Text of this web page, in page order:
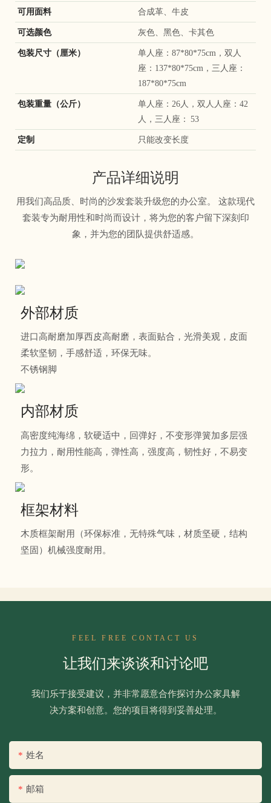
可用面料 合成革、牛皮
可选颜色 灰色、黑色、卡其色
包装尺寸（厘米）
单人座：87*80*75cm，双人
座：137*80*75cm，三人座：
187*80*75cm
包装重量（公斤）
单人座：26人，双人人座：42
人，三人座： 53
定制 只能改变长度
产品详细说明
用我们高品质、时尚的沙发套装升级您的办公室。 这款现代
套装专为耐用性和时尚而设计，将为您的客户留下深刻印
象，并为您的团队提供舒适感。
外部材质
进口高耐磨加厚西皮高耐磨，表面贴合，光滑美观，皮面
柔软坚韧，手感舒适，环保无味。
不锈钢脚
内部材质
高密度纯海绵，软硬适中，回弹好，不变形弹簧加多层强
力拉力，耐用性能高，弹性高，强度高，韧性好，不易变
形。
框架材料
木质框架耐用（环保标准，无特殊气味，材质坚硬，结构
坚固）机械强度耐用。
FEEL FREE CONTACT US
让我们来谈谈和讨论吧
我们乐于接受建议，并非常愿意合作探讨办公家具解
决方案和创意。您的项目将得到妥善处理。
姓名
邮箱